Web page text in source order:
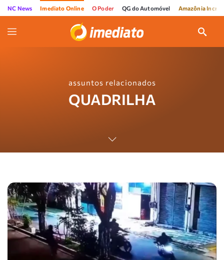
NC News Imediato Online O Poder QG do Automóvel Amazônia
assuntos relacionados
QUADRILHA